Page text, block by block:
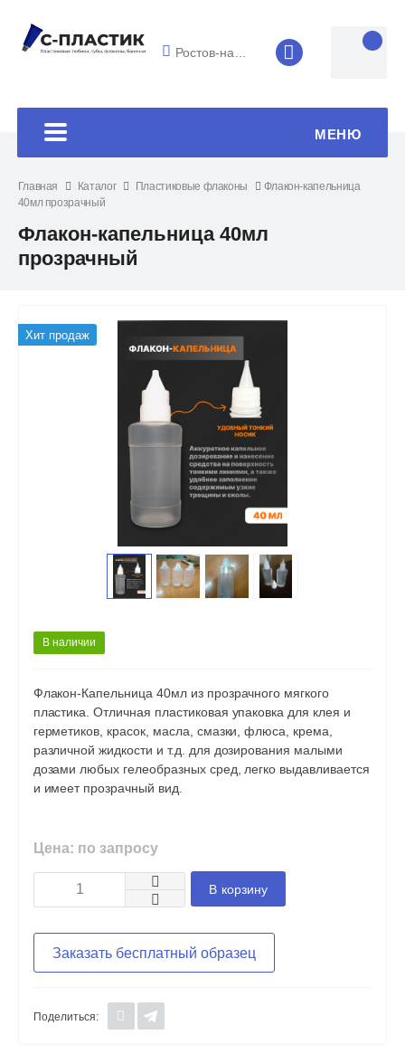
Ростов-на-Дону 8 (4852) 33-
МЕНЮ
Главная Каталог Пластиковые флаконы
Флакон-капельница
40мл прозрачный
Флакон-капельница 40мл
прозрачный
Хит продаж
В наличии
Флакон-Капельница 40мл из прозрачного мягкого
пластика. Отличная пластиковая упаковка для клея и
герметиков, красок, масла, смазки, флюса, крема,
различной жидкости и т.д. для дозирования малыми
дозами любых гелеобразных сред, легко выдавливается
и имеет прозрачный вид.
Цена: по запросу
В корзину
Заказать бесплатный образец
Поделиться: